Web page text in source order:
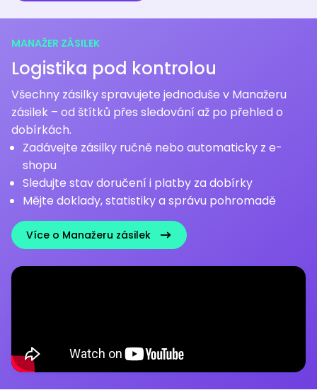
MANAŽER ZÁSILEK
Logistika pod kontrolou
Všechny zásilky spravujete jednoduše v Manažeru
zásilek – od štítků přes sledování až po přehled o
dobírkách.
Zadávejte zásilky ručně nebo automaticky z e-
shopu
Sledujte stav doručení i platby za dobírky
Mějte doklady, statistiky a správu pohromadě
Více o Manažeru zásilek